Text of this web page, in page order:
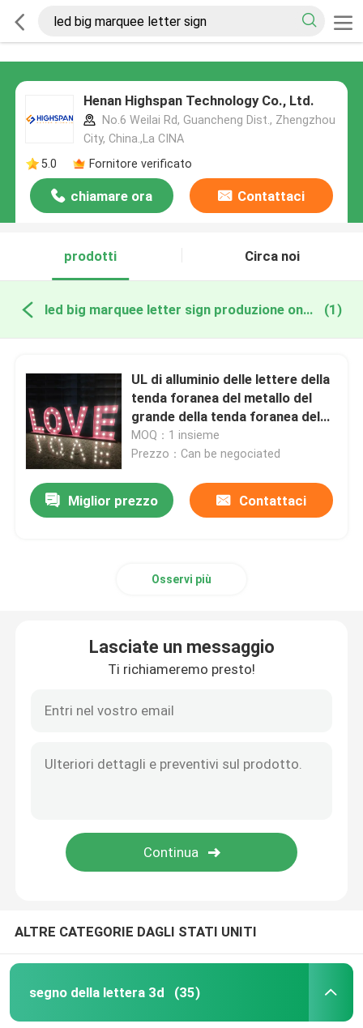
Henan Highspan Technology Co., Ltd.
No.6 Weilai Rd, Guancheng Dist., Zhengzhou
City, China.,La CINA
5.0
Fornitore verificato
chiamare ora Contattaci
prodotti Circa noi
led big marquee letter sign produzione online (1)
UL di alluminio delle lettere della
tenda foranea del metallo del
grande della tenda foranea del
LED segno della lettera
MOQ：1 insieme
Prezzo：Can be negociated
Miglior prezzo Contattaci
Osservi più
Lasciate un messaggio
Ti richiameremo presto!
ALTRE CATEGORIE DAGLI STATI UNITI
segno della lettera 3d (35)